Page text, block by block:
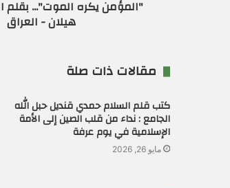
"المؤمن يكره الموت"...
هيلان - العراق
مقالات ذات صلة
كتب قلم السلام حمدي قنديل حبل الله
الجامع : نداء من قلب الصين إلى الأمة
الإسلامية في يوم عرفة
مايو 26, 2026